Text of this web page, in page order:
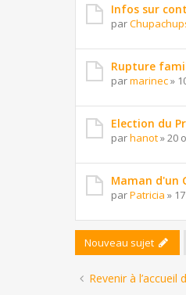
Infos sur
par
Rupture
parmarinec»
Election du
parhanot»20
Maman d'un
parPatricia »
Nouveau sujet
Revenir à l’accueil